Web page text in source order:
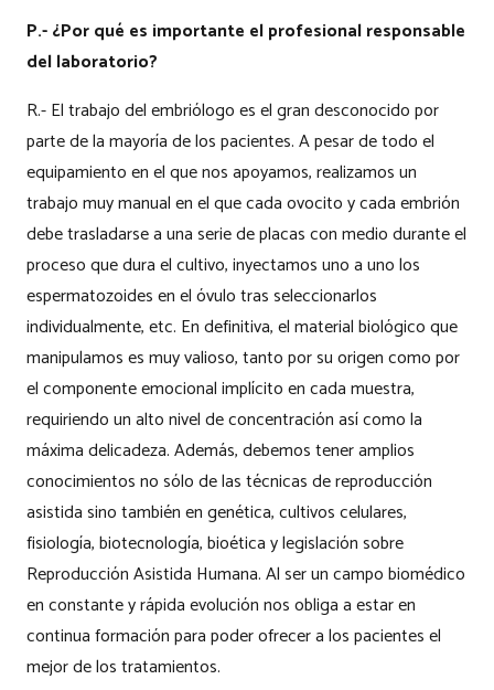
P.- ¿Por qué es importante el profesional responsable
del laboratorio?
R.- El trabajo del embriólogo es el gran desconocido por
parte de la mayoría de los pacientes. A pesar de todo el
equipamiento en el que nos apoyamos, realizamos un
trabajo muy manual en el que cada ovocito y cada embrión
debe trasladarse a una serie de placas con medio durante el
proceso que dura el cultivo, inyectamos uno a uno los
espermatozoides en el óvulo tras seleccionarlos
individualmente, etc. En definitiva, el material biológico que
manipulamos es muy valioso, tanto por su origen como por
el componente emocional implícito en cada muestra,
requiriendo un alto nivel de concentración así como la
máxima delicadeza. Además, debemos tener amplios
conocimientos no sólo de las técnicas de reproducción
asistida sino también en genética, cultivos celulares,
fisiología, biotecnología, bioética y legislación sobre
Reproducción Asistida Humana. Al ser un campo biomédico
en constante y rápida evolución nos obliga a estar en
continua formación para poder ofrecer a los pacientes el
mejor de los tratamientos.